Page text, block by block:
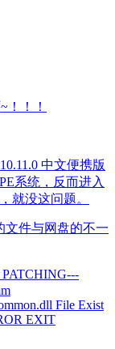
！！！
中文便携版
系统，反而进入
就没这问题。
文件与网盘的不一
File Exist
EXIT